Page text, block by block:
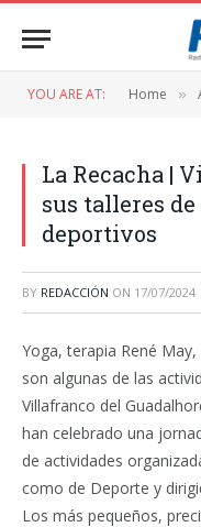
YOU ARE AT: Home »
La Recacha |
sus talleres
deportivos
BY REDACCIÓN ON 17/07/2024
Yoga, terapia René
son algunas de las
Villafranco del
han celebrado una
de actividades
como de Deporte y
Los más pequeños,